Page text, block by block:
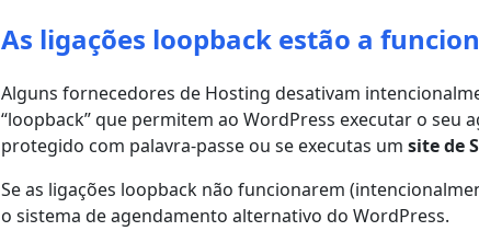
As ligações loopback estão a
Alguns fornecedores de Hosting desativam
“loopback” que permitem ao WordPress executar o seu
protegido com palavra-passe ou se executas umsite de
Se as ligações loopback não funcionarem
o sistema de agendamento alternativo do WordPress.